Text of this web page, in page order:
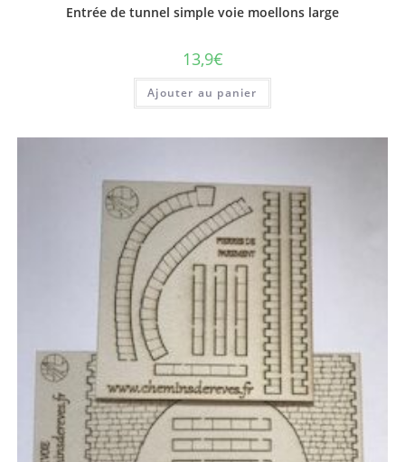
Entrée de tunnel simple voie moellons large
13,9€
Ajouter au panier